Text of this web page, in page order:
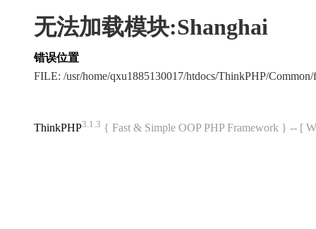
无法加载模块:Shanghai
错误位置
FILE: /usr/home/qxu1885130017/htdocs/ThinkPHP/
ThinkPHP3.1.3 { Fast & Simple OOP PHP Framework } -- [